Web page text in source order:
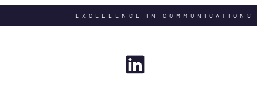
EXCELLENCE IN COMMUNICATIONS